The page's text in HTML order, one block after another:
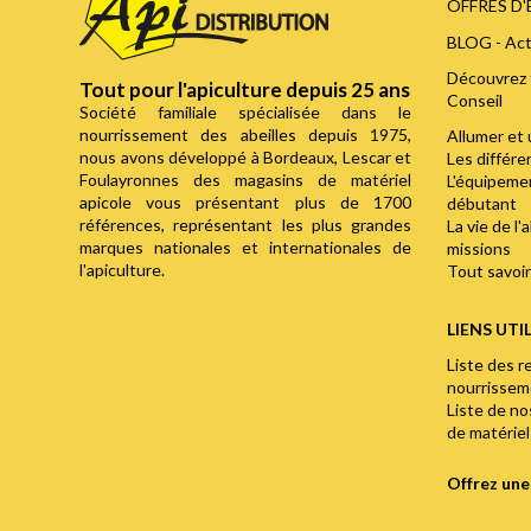
Tout pour l'apiculture depuis 25 ans
Société familiale spécialisée dans le
nourrissement des abeilles depuis 1975,
nous avons développé à Bordeaux, Lescar et
Foulayronnes des magasins de matériel
apicole vous présentant plus de 1700
références, représentant les plus grandes
marques nationales et internationales de
l'apiculture.
OFFRES
BLOG -
Conseil
Allumer et
Les
débutant
La vie de
missions
Tout
LIENS
Liste des
Liste de
de
Offrez